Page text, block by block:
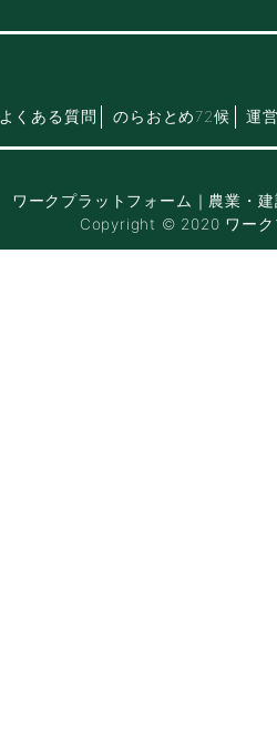
よくある質問 のらおとめ72候 運
ワークプラットフォーム｜農業・
Copyright © 2020 ワーク